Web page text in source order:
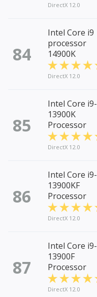
DirectX 12.0
84
Intel Core i9
processor
14900K
DirectX 12.0
85
Intel Core i9-
13900K
Processor
DirectX 12.0
86
Intel Core i9-
13900KF
Processor
DirectX 12.0
87
Intel Core i9-
13900F
Processor
DirectX 12.0